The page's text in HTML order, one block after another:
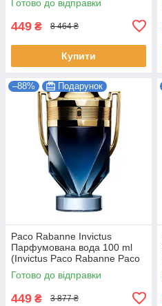
Готово до відправки
449 ₴ 8 464 ₴
Купити
–88% Подарунок
Paco Rabanne Invictus
Парфумована вода 100 ml
(Invictus Pаco Rabanne Paco
Пако Рабан Парфуми від
Paco Rabanne)
Готово до відправки
449 ₴ 3 877 ₴